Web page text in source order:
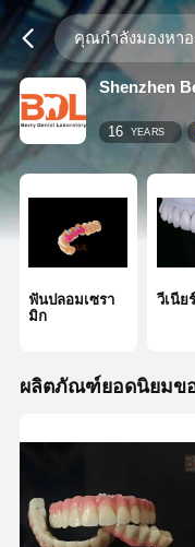
Shenzhen
16 YEARS
ฟันปลอมเซรา
มิก
วีเนีย
ผลิตภัณฑ์ยอดนิยมขอ